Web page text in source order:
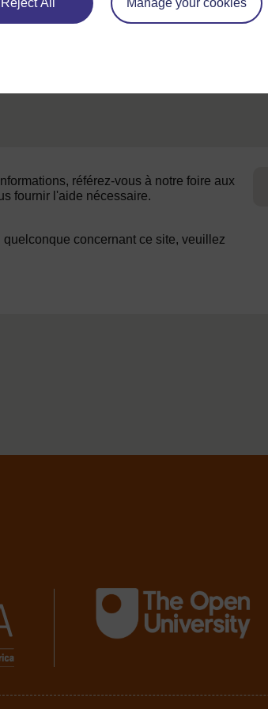
Reject All Manage your cookies
référez-vous à notre foire aux
fournir l'aide nécessaire.
concernant ce site, veuillez